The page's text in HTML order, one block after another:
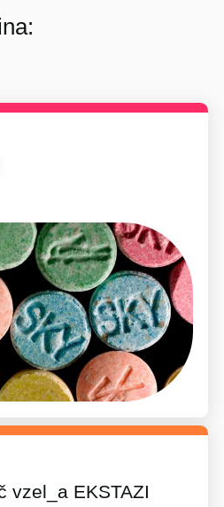
vzel_a EKSTAZI